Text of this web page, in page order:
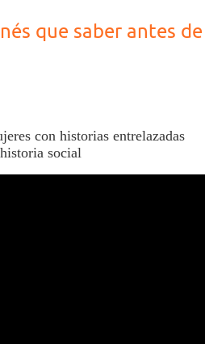
que saber antes
con historias entrelazadas
social